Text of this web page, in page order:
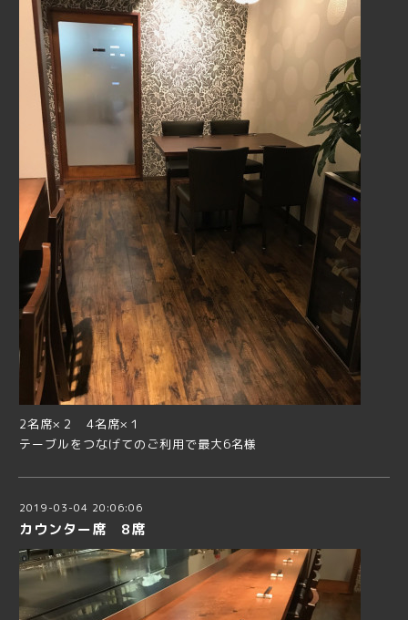
2名席×２ 4名席×１
テーブルをつなげてのご利用で最大6名様
2019-03-04 20:06:06
カウンター席 8席